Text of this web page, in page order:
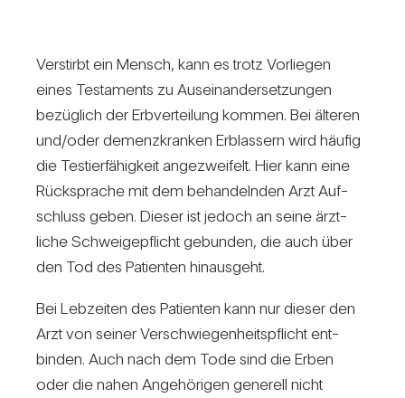
Ver­stirbt ein Mensch, kann es trotz Vor­liegen
eines Tes­ta­ments zu Aus­ein­an­der­set­zungen
bezüg­lich der Erb­ver­tei­lung kommen. Bei älteren
und/​oder demenz­kranken Erb­las­sern wird häufig
die Tes­tier­fä­hig­keit ange­zwei­felt. Hier kann eine
Rück­sprache mit dem behan­delnden Arzt Auf­
schluss geben. Dieser ist jedoch an seine ärzt­
liche Schwei­ge­pflicht gebunden, die auch über
den Tod des Pati­enten hin­aus­geht.
Bei Leb­zeiten des Pati­enten kann nur dieser den
Arzt von seiner Ver­schwie­gen­heits­pflicht ent­
binden. Auch nach dem Tode sind die Erben
oder die nahen Ange­hö­rigen gene­rell nicht